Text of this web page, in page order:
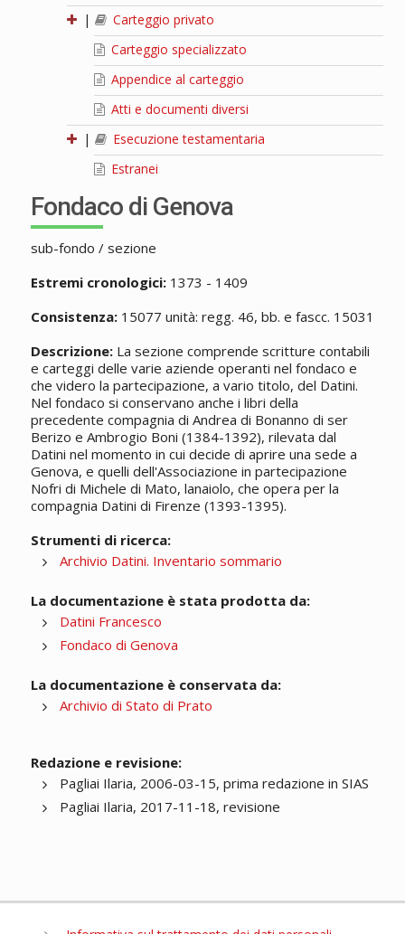
|
Carteggio privato
Carteggio specializzato
Appendice al carteggio
Atti e documenti diversi
|
Esecuzione testamentaria
Estranei
Fondaco di Genova
sub-fondo / sezione
Estremi cronologici:1373 - 1409
Consistenza:15077 unità: regg. 46, bb. e fascc. 15031
Descrizione:La sezione comprende scritture contabili
e carteggi delle varie aziende operanti nel fondaco e
che videro la partecipazione, a vario titolo, del Datini.
Nel fondaco si conservano anche i libri della
precedente compagnia di Andrea di Bonanno di ser
Berizo e Ambrogio Boni (1384-1392), rilevata dal
Datini nel momento in cui decide di aprire una sede a
Genova, e quelli dell'Associazione in partecipazione
Nofri di Michele di Mato, lanaiolo, che opera per la
compagnia Datini di Firenze (1393-1395).
Strumenti di ricerca:
Archivio Datini. Inventario sommario
La documentazione è stata prodotta da:
Datini Francesco
Fondaco di Genova
La documentazione è conservata da:
Archivio di Stato di Prato
Redazione e revisione:
Pagliai Ilaria, 2006-03-15, prima redazione in SIAS
Pagliai Ilaria, 2017-11-18, revisione